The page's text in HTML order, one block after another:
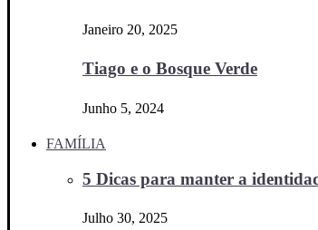
Janeiro 20, 2025
Tiago e o Bosque Verde
Junho 5, 2024
FAMÍLIA
5 Dicas para manter a
Julho 30, 2025